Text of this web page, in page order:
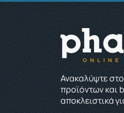
Ανακαλύψτε
προϊόντων και
αποκλειστικά